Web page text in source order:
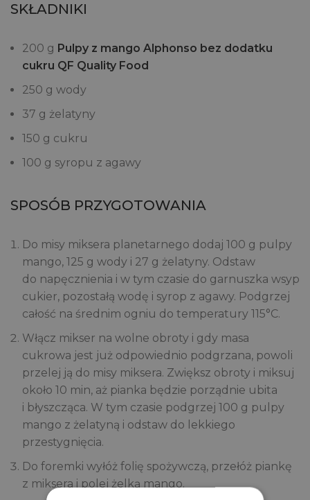
SKŁADNIKI
200 g Pulpy z mango Alphonso bez dodatku
cukru QF Quality Food
250 g wody
37 g żelatyny
150 g cukru
100 g syropu z agawy
SPOSÓB PRZYGOTOWANIA
Do misy miksera planetarnego dodaj 100 g pulpy
mango, 125 g wody i 27 g żelatyny. Odstaw
do napęcznienia i w tym czasie do garnuszka wsyp
cukier, pozostałą wodę i syrop z agawy. Podgrzej
całość na średnim ogniu do temperatury 115°C.
Włącz mikser na wolne obroty i gdy masa
cukrowa jest już odpowiednio podgrzana, powoli
przelej ją do misy miksera. Zwiększ obroty i miksuj
około 10 min, aż pianka będzie porządnie ubita
i błyszcząca. W tym czasie podgrzej 100 g pulpy
mango z żelatyną i odstaw do lekkiego
przestygnięcia.
Do foremki wyłóż folię spożywczą, przełóż piankę
z miksera i polej żelką mango.